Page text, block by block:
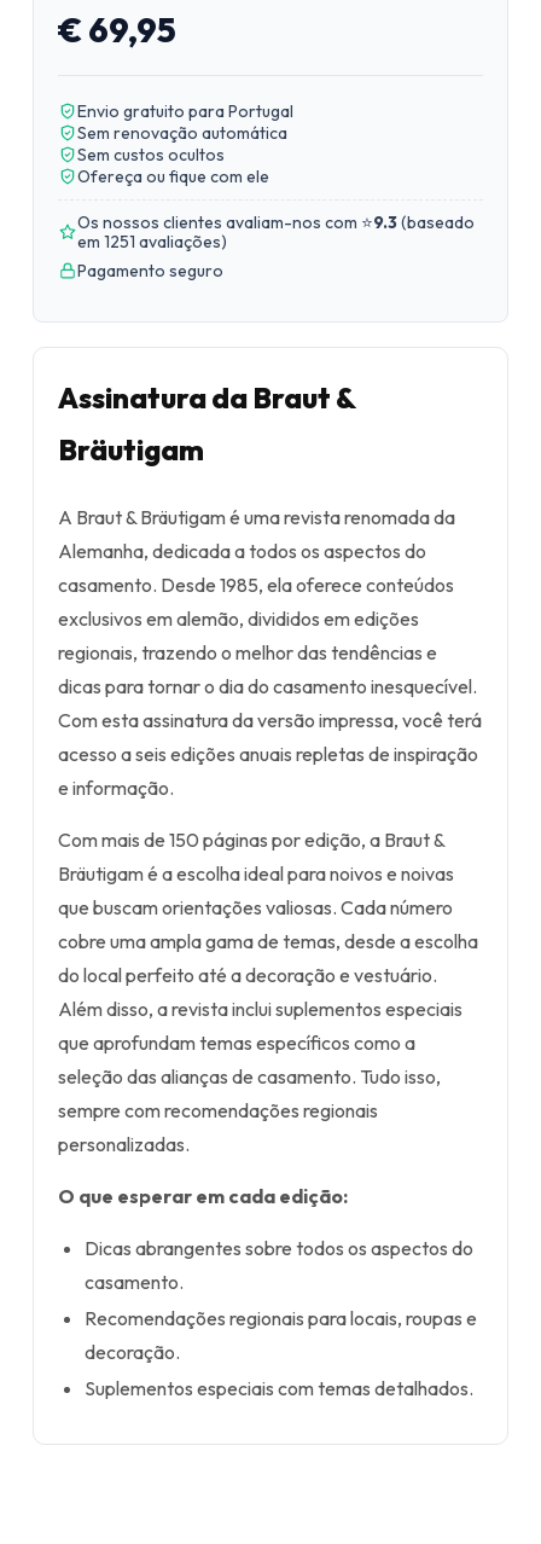
€ 69,95
Envio gratuito para Portugal
Sem renovação automática
Sem custos ocultos
Ofereça ou fique com ele
Os nossos clientes avaliam-nos com ⭐9.3(baseado
em 1251 avaliações)
Pagamento seguro
Assinatura da Braut &
Bräutigam
A Braut & Bräutigam é uma revista renomada da
Alemanha, dedicada a todos os aspectos do
casamento. Desde 1985, ela oferece conteúdos
exclusivos em alemão, divididos em edições
regionais, trazendo o melhor das tendências e
dicas para tornar o dia do casamento inesquecível.
Com esta assinatura da versão impressa, você terá
acesso a seis edições anuais repletas de inspiração
e informação.
Com mais de 150 páginas por edição, a Braut &
Bräutigam é a escolha ideal para noivos e noivas
que buscam orientações valiosas. Cada número
cobre uma ampla gama de temas, desde a escolha
do local perfeito até a decoração e vestuário.
Além disso, a revista inclui suplementos especiais
que aprofundam temas específicos como a
seleção das alianças de casamento. Tudo isso,
sempre com recomendações regionais
personalizadas.
O que esperar em cada edição:
Dicas abrangentes sobre todos os aspectos do
casamento.
Recomendações regionais para locais, roupas e
decoração.
Suplementos especiais com temas detalhados.